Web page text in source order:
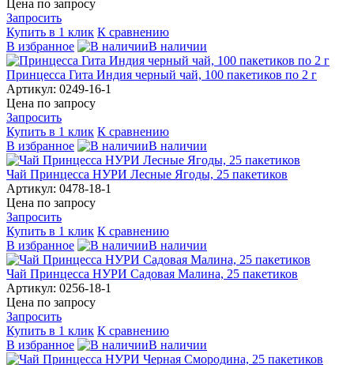
Цена по запросу
Запросить
Купить в 1 клик К сравнению
В избранное
В наличии
Принцесса Гита Индия черный чай, 100 пакетиков по 2 г
Артикул: 0249-16-1
Цена по запросу
Запросить
Купить в 1 клик К сравнению
В избранное
В наличии
Чай Принцесса НУРИ Лесные Ягоды, 25 пакетиков
Артикул: 0478-18-1
Цена по запросу
Запросить
Купить в 1 клик К сравнению
В избранное
В наличии
Чай Принцесса НУРИ Садовая Малина, 25 пакетиков
Артикул: 0256-18-1
Цена по запросу
Запросить
Купить в 1 клик К сравнению
В избранное
В наличии